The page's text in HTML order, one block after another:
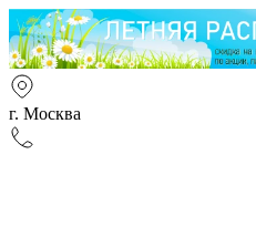
г. Москва